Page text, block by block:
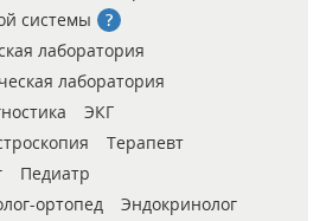
системы
лаборатория
лаборатория
ЭКГ
Терапевт
Педиатр
ортопед
Эндокринолог